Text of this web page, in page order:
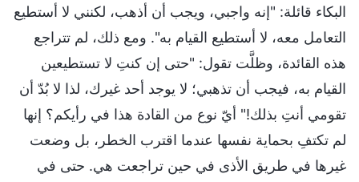
البكاء قائلة: "إنه واجبي، ويجب أن أذهب، لكنني لا أستطيع
التعامل معه، لا أستطيع القيام به". ومع ذلك، لم تتراجع
هذه القائدة، وظلَّت تقول: "حتى إن كنتِ لا تستطيعين
القيام به، فيجب أن تذهبي؛ لا يوجد أحد غيرك، لذا لا بُدّ أن
تقومي أنتِ بذلك!" أيّ نوع من القادة هذا في رأيكم؟ إنها
لم تكتفِ بحماية نفسها عندما اقترب الخطر، بل وضعت
غيرها في طريق الأذى في حين تراجعت هي. حتى في